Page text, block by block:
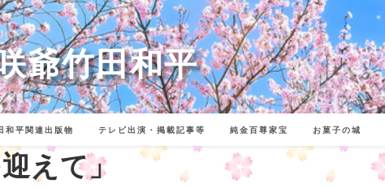
爺竹田和平
和平関連出版物 テレビ出演・掲載記事等 純金百尊家宝 お菓子の城
えて」